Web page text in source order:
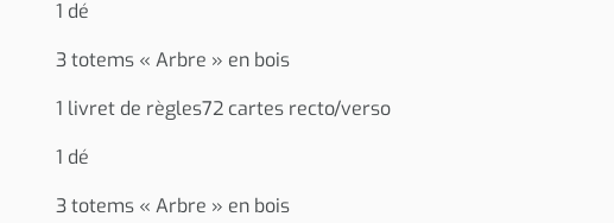
1 dé
3 totems « Arbre » en bois
1 livret de règles72 cartes recto/verso
1 dé
3 totems « Arbre » en bois